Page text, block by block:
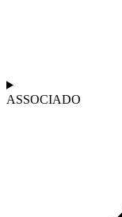
ASSOCIADO